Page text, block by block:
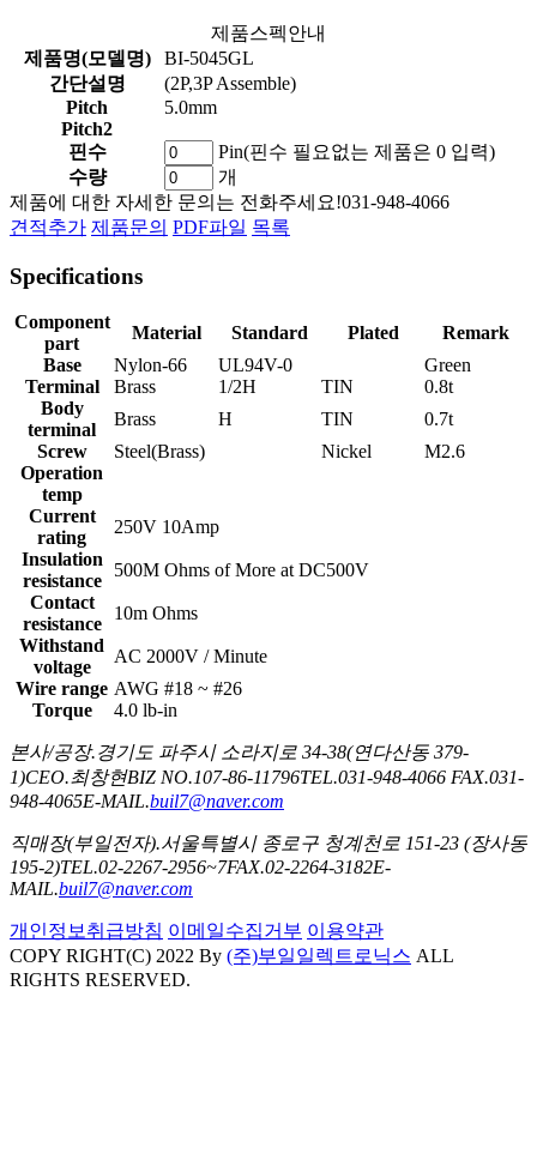
제품스펙안내
제품명(모델명)
BI-5045GL
간단설명
(2P,3P Assemble)
Pitch
5.0mm
Pitch2
핀수
Pin(핀수 필요없는 제품은 0 입력)
수량
개
제품에 대한 자세한 문의는 전화주세요!031-948-4066
견적추가 제품문의 PDF파일 목록
Specifications
Component
part
Material Standard Plated
Remark
Base
Nylon-66 UL94V-0
Green
Terminal
Brass 1/2H TIN
0.8t
Body
terminal
Brass H TIN
0.7t
Screw
Steel(Brass) Nickel
M2.6
Operation
temp
Current
rating
250V 10Amp
Insulation
resistance
500M Ohms of More at DC500V
Contact
resistance
10m Ohms
Withstand
voltage
AC 2000V / Minute
Wire range AWG #18 ~ #26
Torque
4.0 lb-in
본사/공장.경기도 파주시 소라지로 34-38(연다산동 379-
1)CEO.최창현BIZ NO.107-86-11796TEL.031-948-4066 FAX.031-
948-4065E-MAIL.buil7@naver.com
직매장(부일전자).서울특별시 종로구 청계천로 151-23 (장사동
195-2)TEL.02-2267-2956~7FAX.02-2264-3182E-
MAIL.buil7@naver.com
개인정보취급방침 이메일수집거부 이용약관
COPY RIGHT(C) 2022 By (주)부일일렉트로닉스 ALL
RIGHTS RESERVED.